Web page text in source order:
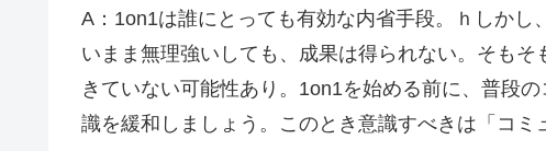
A：1on1は誰にとっても有効な内省手段。ｈしか
いまま無理強いしても、成果は得られない。そも
きていない可能性あり。1on1を始める前に、普段
識を緩和しましょう。このとき意識すべきは「コ